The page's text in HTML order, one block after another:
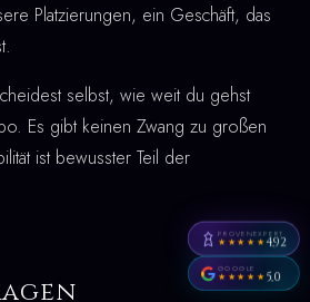
Platzierungen, ein Geschäft, das
selbst, wie weit du gehst
Es gibt keinen Zwang zu großen
ist bewusster Teil der
PROVENEXPERT
★★★★★4,92
GOOGLE
★★★★★5,0